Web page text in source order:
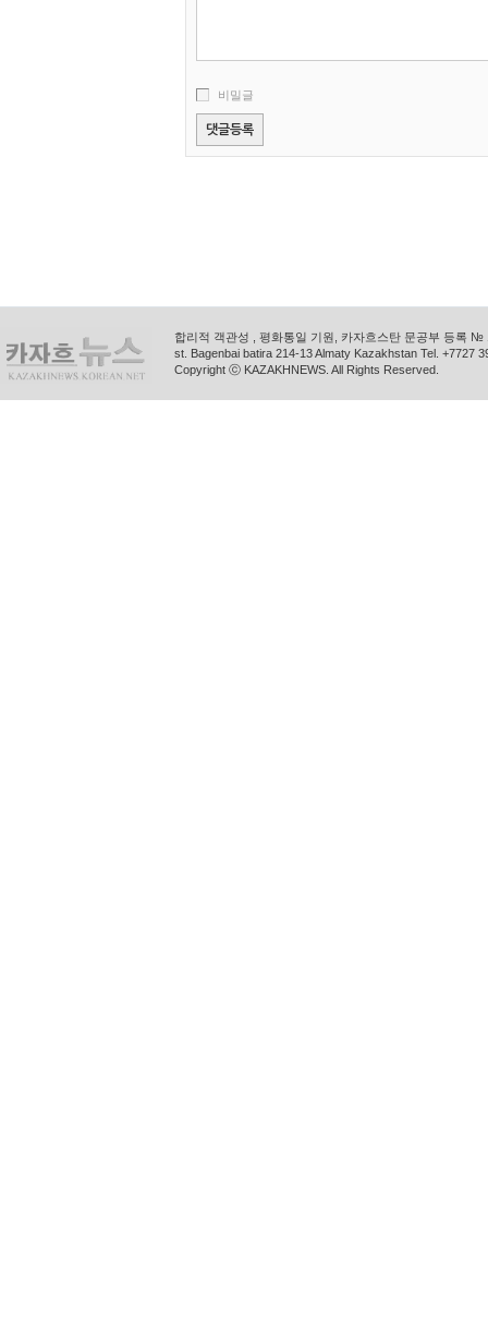
비밀글
합리적 객관성 , 평화통일 기원, 카자흐스탄 문공부 등록
st. Bagenbai batira 214-13 Almaty Kazakhstan Tel. +7727
Copyright ⓒ KAZAKHNEWS. All Rights Reserved.